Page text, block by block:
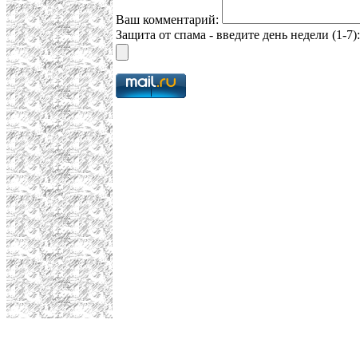
Ваш комментарий:
Защита от спама - введите день недели (1-7):